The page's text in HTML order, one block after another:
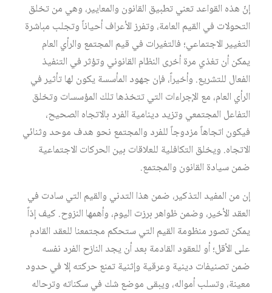
إنّ هذه القواعد تعني تطبيق القانون والمعايير، وهي من تخلق
التحولات في القيم العامة، وتفرز الأعراف أحياناً وتجلب مباشرة
التغيير الاجتماعي؛ فالتغيرات في قيم المجتمع والرأي العام
يمكن أن تغذي مرة أخرى النظام القانوني وتؤثر في التنفيذ
الفعال للتشريع. وأخيراً، فإن جهود المأسسة يكون لها تأثير في
الرأي العام، مع الإجراءات التي تتخذها تلك المؤسسات وتخلق
التفاعل المجتمعي وتزيد دينامية الفرد بالاتجاه الصحيح،
فيكون اتجاهاً مزدوجاً للفرد والمجتمع نحو هدف موحد وثنائي
الاتجاه. ويخلق التكافلية للعلاقات بين الحركات الاجتماعية
ضمن سيادة القانون والمجتمع.
إن من المفيد التذكير، ضمن هذا التدني والقيم التي سادت في
العقد الأخير، وضمن ظواهر برزت اليوم، وأهمها النزوح. كيف إذاً
يمكن تصور منظومة القيم التي ستحكم مجتمعنا للعقد القادم
على الأقل؛ أو للعقود القادمة بعد أن يجد النازح الفرد نفسه
ضمن تصنيفات دينية وعرقية وإثنية تمنع حركته إلا في حدود
معينة، وتسلب أمواله، ويبقى موضع شك في سكناته وترحاله